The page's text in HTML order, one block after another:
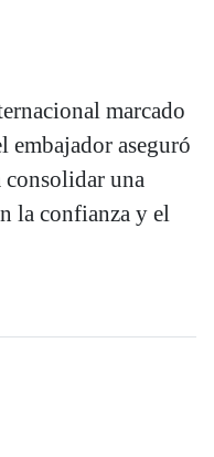
marcado
embajador aseguró
consolidar una
la confianza y el